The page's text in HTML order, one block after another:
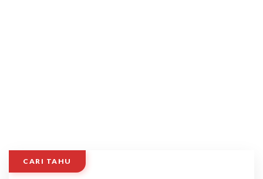
CARI TAHU